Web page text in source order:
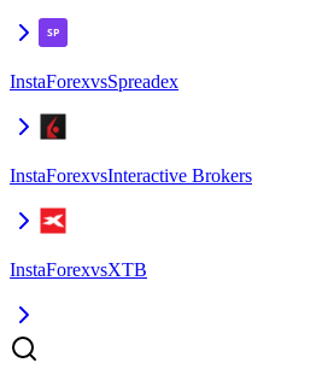
InstaForexvsSpreadex
InstaForexvsInteractive Brokers
InstaForexvsXTB